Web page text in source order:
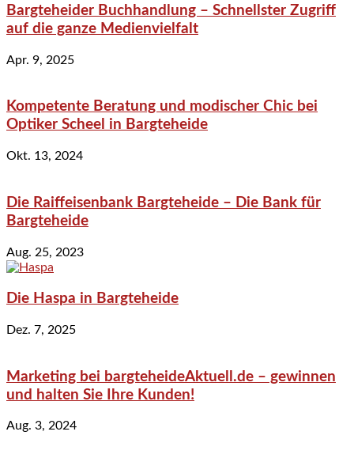
Bargteheider Buchhandlung – Schnellster Zugriff
auf die ganze Medienvielfalt
Apr. 9, 2025
Kompetente Beratung und modischer Chic bei
Optiker Scheel in Bargteheide
Okt. 13, 2024
Die Raiffeisenbank Bargteheide – Die Bank für
Bargteheide
Aug. 25, 2023
Die Haspa in Bargteheide
Dez. 7, 2025
Marketing bei bargteheideAktuell.de – gewinnen
und halten Sie Ihre Kunden!
Aug. 3, 2024